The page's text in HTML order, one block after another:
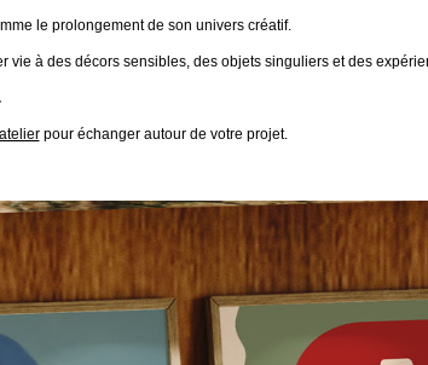
le prolongement de son univers créatif.
à des décors sensibles, des objets singuliers et des
pour échanger autour de votre projet.